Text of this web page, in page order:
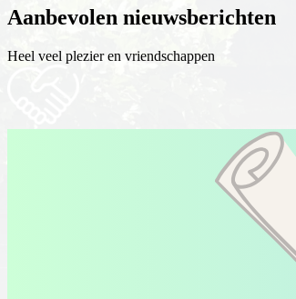
Aanbevolen nieuwsberichten
Heel veel plezier en vriendschappen